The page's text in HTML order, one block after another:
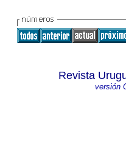
Revista
versión